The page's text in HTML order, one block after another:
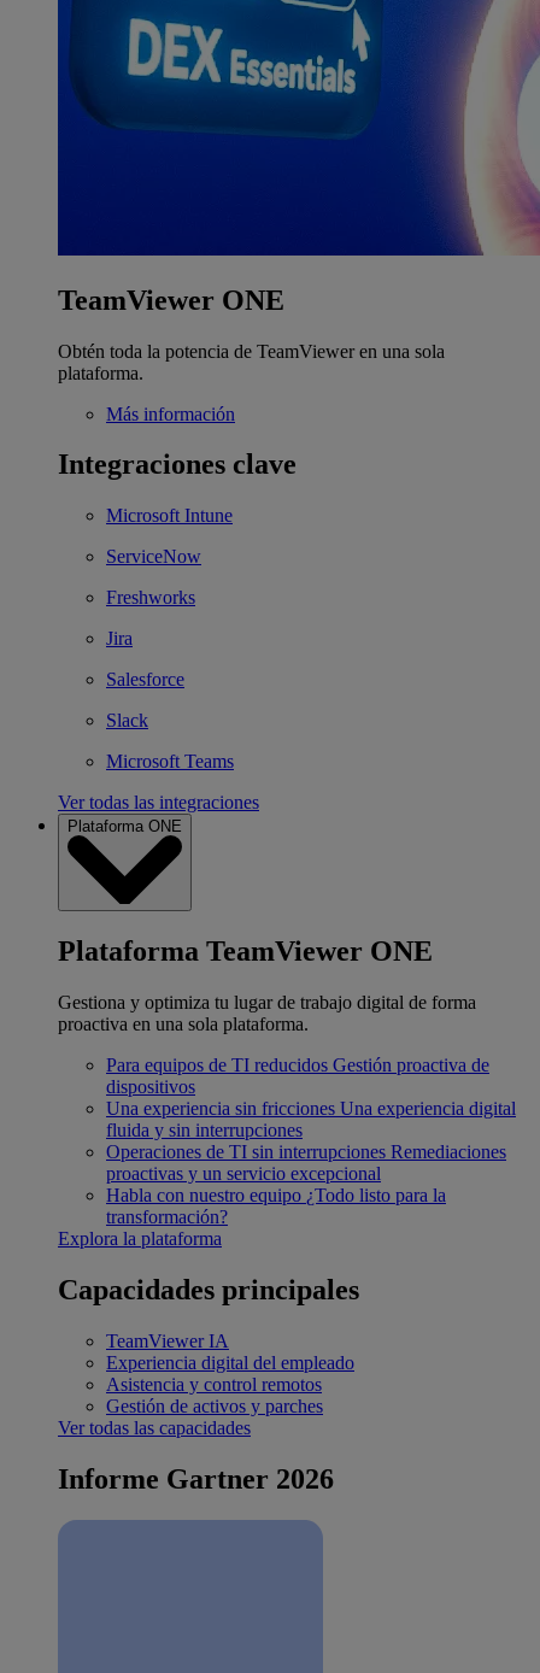
TeamViewer ONE
Obtén toda la potencia de TeamViewer en una sola
plataforma.
Más información
Integraciones clave
Microsoft Intune
ServiceNow
Freshworks
Jira
Salesforce
Slack
Microsoft Teams
Ver todas las integraciones
Plataforma ONE
Plataforma TeamViewer ONE
Gestiona y optimiza tu lugar de trabajo digital de forma
proactiva en una sola plataforma.
Para equipos de TI reducidos Gestión proactiva de
dispositivos
Una experiencia sin fricciones Una experiencia digital
fluida y sin interrupciones
Operaciones de TI sin interrupciones Remediaciones
proactivas y un servicio excepcional
Habla con nuestro equipo ¿Todo listo para la
transformación?
Explora la plataforma
Capacidades principales
TeamViewer IA
Experiencia digital del empleado
Asistencia y control remotos
Gestión de activos y parches
Ver todas las capacidades
Informe Gartner 2026